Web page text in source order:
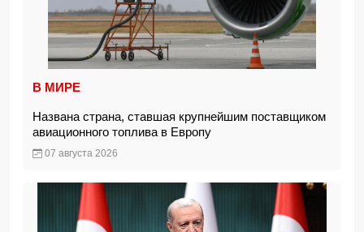
В МИРЕ
Названа страна, ставшая крупнейшим поставщиком
авиационного топлива в Европу
07 августа 2026